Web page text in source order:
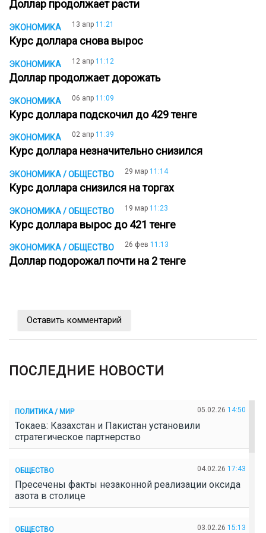
Доллар продолжает расти
ЭКОНОМИКА 13 апр 11:21
Курс доллара снова вырос
ЭКОНОМИКА 12 апр 11:12
Доллар продолжает дорожать
ЭКОНОМИКА 06 апр 11:09
Курс доллара подскочил до 429 тенге
ЭКОНОМИКА 02 апр 11:39
Курс доллара незначительно снизился
ЭКОНОМИКА / ОБЩЕСТВО 29 мар 11:14
Курс доллара снизился на торгах
ЭКОНОМИКА / ОБЩЕСТВО 19 мар 11:23
Курс доллара вырос до 421 тенге
ЭКОНОМИКА / ОБЩЕСТВО 26 фев 11:13
Доллар подорожал почти на 2 тенге
Оставить комментарий
ПОСЛЕДНИЕ НОВОСТИ
ПОЛИТИКА / МИР 05.02.26 14:50
Токаев: Казахстан и Пакистан установили
стратегическое партнерство
ОБЩЕСТВО 04.02.26 17:43
Пресечены факты незаконной реализации оксида
азота в столице
ОБЩЕСТВО 03.02.26 15:13